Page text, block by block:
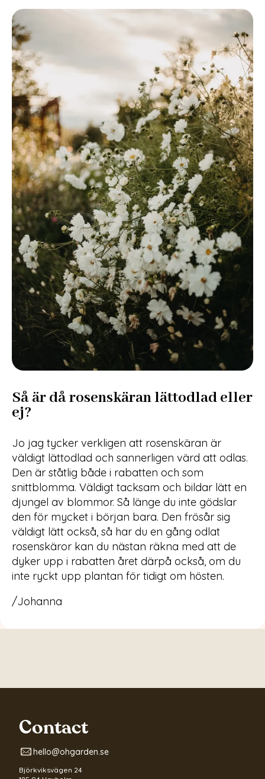
Så är då rosenskäran lättodlad eller
ej?
Jo jag tycker verkligen att rosenskäran är
väldigt lättodlad och sannerligen värd att odlas.
Den är ståtlig både i rabatten och som
snittblomma. Väldigt tacksam och bildar lätt en
djungel av blommor. Så länge du inte gödslar
den för mycket i början bara. Den frösår sig
väldigt lätt också, så har du en gång odlat
rosenskäror kan du nästan räkna med att de
dyker upp i rabatten året därpå också, om du
inte ryckt upp plantan för tidigt om hösten.
/Johanna
Contact
hello@ohgarden.se
Björkviksvägen 24